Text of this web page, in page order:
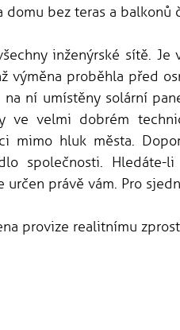
domu bez teras a
inženýrské sítě.
výměna proběhla před
na ní umístěny solární
ve velmi dobrém
mimo hluk města.
společnosti. Hledáte-
právě vám. Pro
provize realitnímu